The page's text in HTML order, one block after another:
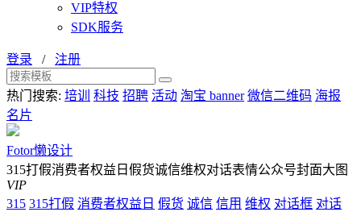
VIP特权
SDK服务
登录 / 注册
热门搜索: 培训 科技 招聘 活动 淘宝 banner 微信二维码 海报
名片
Fotor懒设计
315打假消费者权益日假货诚信维权对话表情公众号封面大图
VIP
315 315打假 消费者权益日 假货 诚信 信用 维权 对话框 对话